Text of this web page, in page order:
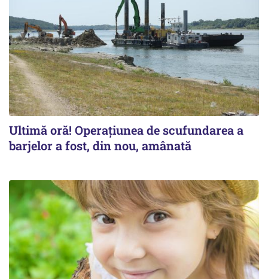
Ultimă oră! Operațiunea de scufundarea a
barjelor a fost, din nou, amânată